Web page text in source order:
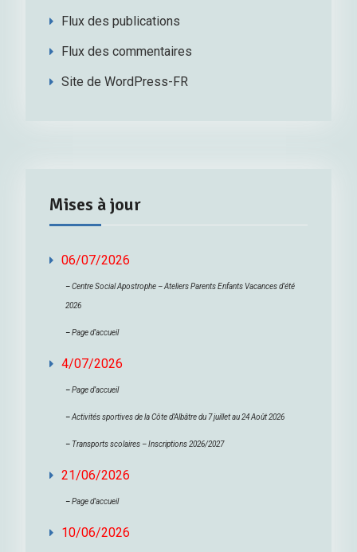
Flux des publications
Flux des commentaires
Site de WordPress-FR
Mises à jour
06/07/2026
–Centre Social Apostrophe – Ateliers Parents Enfants Vacances d’été
2026
–Page d’accueil
4/07/2026
–Page d’accueil
–Activités sportives de la Côte d’Albâtre du 7 juillet au 24 Août 2026
– Transports scolaires – Inscriptions 2026/2027
21/06/2026
–Page d’accueil
10/06/2026